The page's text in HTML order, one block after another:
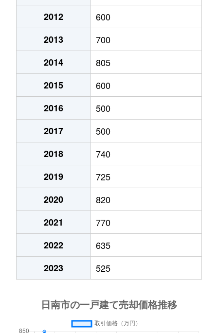
南郷町脇本 600万円
大字東弁分
50万円
大字星倉
150万円
大字星倉
1,000万円
550万円
180万円
2012
600
2013
700
2014
805
2015
600
2016
500
2017
500
2018
740
2019
725
2020
820
2021
770
2022
635
2023
525